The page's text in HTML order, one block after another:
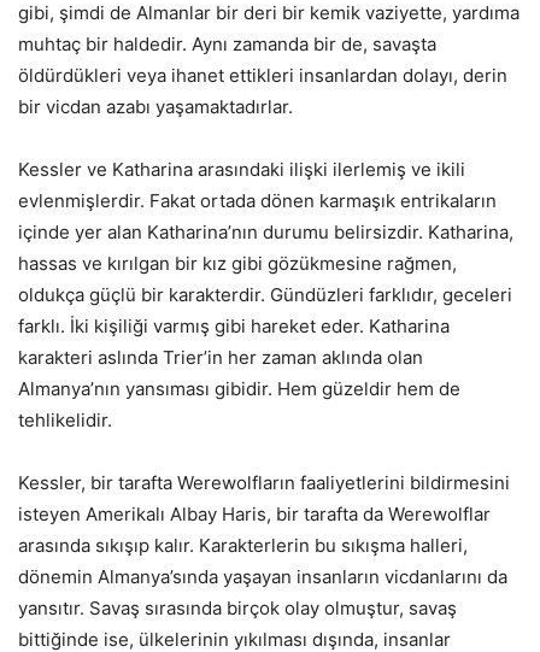
gibi, şimdi de Almanlar bir deri bir kemik vaziyette, yardıma
muhtaç bir haldedir. Aynı zamanda bir de, savaşta
öldürdükleri veya ihanet ettikleri insanlardan dolayı, derin
bir vicdan azabı yaşamaktadırlar.
Kessler ve Katharina arasındaki ilişki ilerlemiş ve ikili
evlenmişlerdir. Fakat ortada dönen karmaşık entrikaların
içinde yer alan Katharina’nın durumu belirsizdir. Katharina,
hassas ve kırılgan bir kız gibi gözükmesine rağmen,
oldukça güçlü bir karakterdir. Gündüzleri farklıdır, geceleri
farklı. İki kişiliği varmış gibi hareket eder. Katharina
karakteri aslında Trier’in her zaman aklında olan
Almanya’nın yansıması gibidir. Hem güzeldir hem de
tehlikelidir.
Kessler, bir tarafta Werewolfların faaliyetlerini bildirmesini
isteyen Amerikalı Albay Haris, bir tarafta da Werewolflar
arasında sıkışıp kalır. Karakterlerin bu sıkışma halleri,
dönemin Almanya’sında yaşayan insanların vicdanlarını da
yansıtır. Savaş sırasında birçok olay olmuştur, savaş
bittiğinde ise, ülkelerinin yıkılması dışında, insanlar